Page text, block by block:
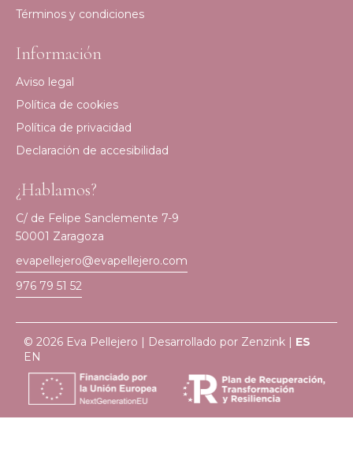
Términos y condiciones
Información
Aviso legal
Política de cookies
Política de privacidad
Declaración de accesibilidad
¿Hablamos?
C/ de Felipe Sanclemente 7-9
50001 Zaragoza
evapellejero@evapellejero.com
976 79 51 52
© 2026 Eva Pellejero | Desarrollado por Zenzink | ES
EN